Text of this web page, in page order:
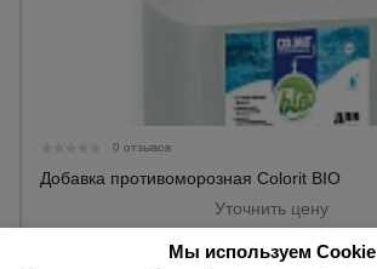
0 отзывов
Добавка противоморозная Colorit BIO
Уточнить цену
Мы используем Cookie